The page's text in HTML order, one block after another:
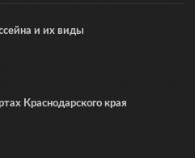
и их виды
Краснодарского края